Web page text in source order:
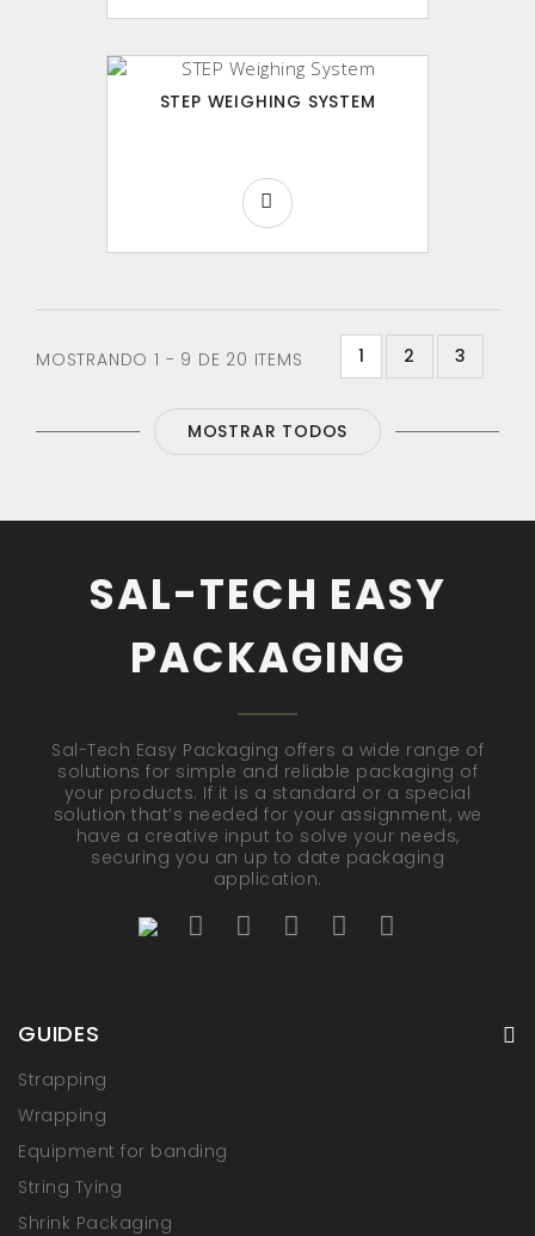
STEP WEIGHING SYSTEM
MOSTRANDO 1 - 9 DE 20 ITEMS 1 2 3
MOSTRAR TODOS
SAL-TECH EASY
PACKAGING
Sal-Tech Easy Packaging offers a wide range of
solutions for simple and reliable packaging of
your products. If it is a standard or a special
solution that’s needed for your assignment, we
have a creative input to solve your needs,
securing you an up to date packaging
application.
GUIDES
Strapping
Wrapping
Equipment for banding
String Tying
Shrink Packaging